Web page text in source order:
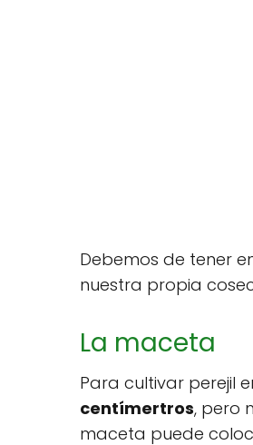
Debemos de tener
nuestra propia
La maceta
Para cultivar perejil
centímertros, pero
maceta puede